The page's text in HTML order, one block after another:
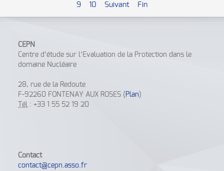
9 10 Suivant Fin
CEPN
Centre d’étude sur l’Evaluation de la Protection dans le
domaine Nucléaire
28, rue de la Redoute
F-92260 FONTENAY AUX ROSES ( Plan )
Tél : +33 1 55 52 19 20
Contact
contact@cepn.asso.fr